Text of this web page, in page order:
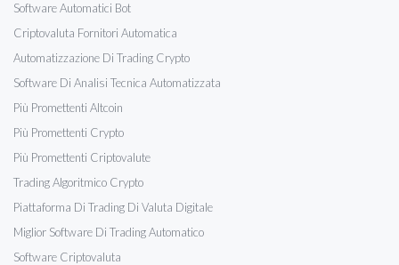
Software Automatici Bot
Criptovaluta Fornitori Automatica
Automatizzazione Di Trading Crypto
Software Di Analisi Tecnica Automatizzata
Più Promettenti Altcoin
Più Promettenti Crypto
Più Promettenti Criptovalute
Trading Algoritmico Crypto
Piattaforma Di Trading Di Valuta Digitale
Miglior Software Di Trading Automatico
Software Criptovaluta